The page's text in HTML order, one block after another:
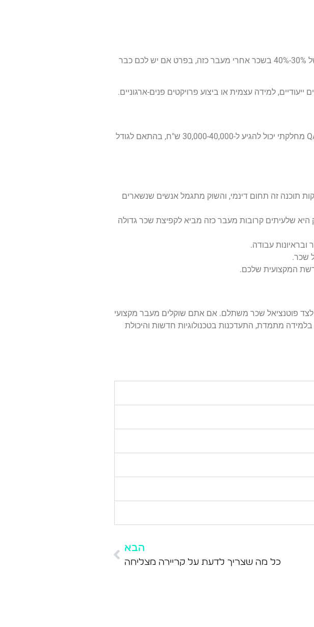
המסלול הנפוץ ביותר לקפיצת שכר משמעותית הוא המעבר מבדיקות ידניות לאוטומציה. מקובל לראות עלייה של 30%-40% בשכר אחרי מעבר כזה, בפרט אם יש לכם כבר
דרך נוספת לקפיצת שכר היא המעבר לתפקידי ניהול. ראש צוות QA יכול להרוויח 22,000-28,000 ש"ח, ומנהל QA מחלקתי יכול להגיע ל-30,000-40,000 ש"ח, בהתאם לגודל
תוכנה זה תחום דינמי, והשוק מתגמל אנשים שנשארים
שלעיתים קרובות מעבר כזה מביא לקפיצת שכר גדולה
עבודה.
שכר.
המקצועית שלכם.
לצד פוטנציאל שכר משתלם. אם אתם שוקלים מעבר מקצועי
מתמדת, התעדכנות בטכנולוגיות חדשות והיכולת
הבא
כל מה שצריך לדעת על קריירה מצליחה